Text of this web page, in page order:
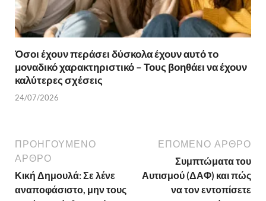
Όσοι έχουν περάσει δύσκολα έχουν αυτό το
μοναδικό χαρακτηριστικό – Τους βοηθάει να έχουν
καλύτερες σχέσεις
24/07/2026
ΠΡΟΗΓΟΎΜΕΝΟ
ΆΡΘΡΟ
Κική Δημουλά: Σε λένε
αναποφάσιστο, μην τους
ΕΠΌΜΕΝΟ ΆΡΘΡΟ
Συμπτώματα του
Αυτισμού (ΔΑΦ) και πώς
να τον εντοπίσετε